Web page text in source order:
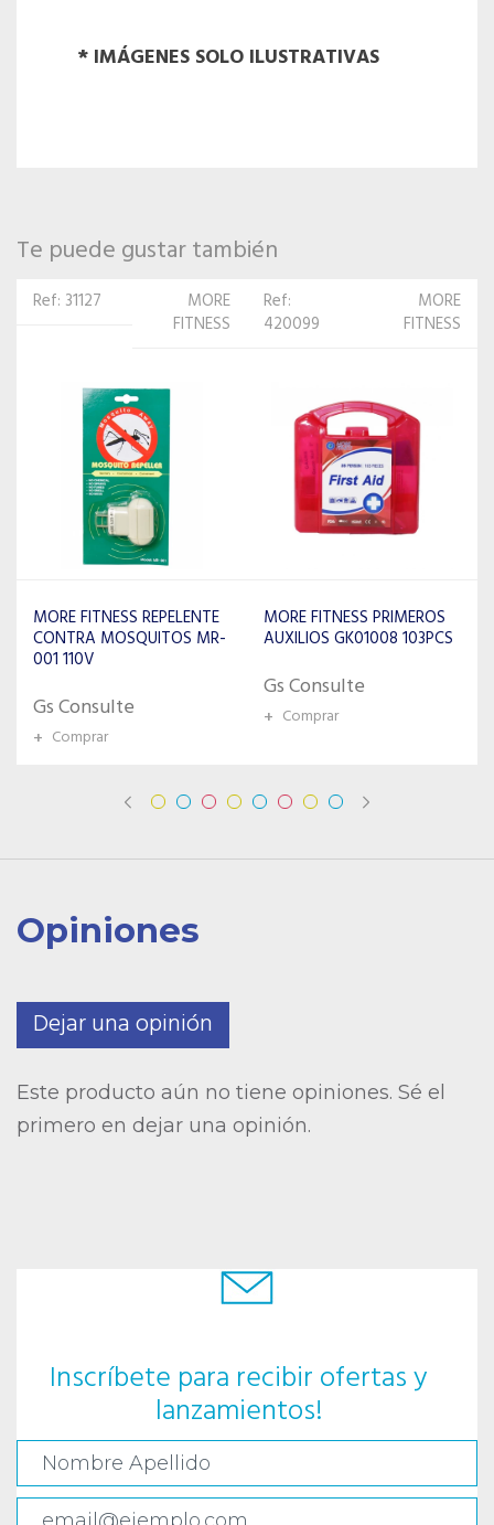
* IMÁGENES SOLO ILUSTRATIVAS
Te puede gustar también
Ref:
MORE
FITNESS
MORE FITNESS PRIMEROS
AUXILIOS GK01008 103PCS
+ Comprar
Ref: 60486
MORE
FITNESS
MORE FITNESS CLIP
ANTIRONQUIDOS
Gs Consulte
+ Comprar
Opiniones
Dejar una opinión
Este producto aún no tiene opiniones. Sé el
primero en dejar una opinión.
Inscríbete para recibir ofertas y
lanzamientos!